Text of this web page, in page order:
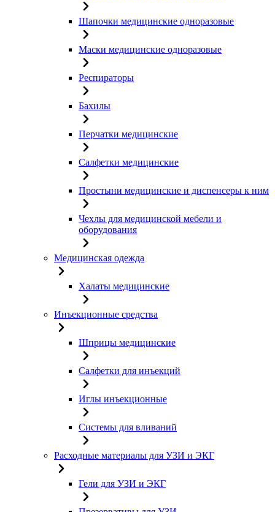
Шапочки медицинские одноразовые
Маски медицинские одноразовые
Респираторы
Бахилы
Перчатки медицинские
Салфетки медицинские
Простыни медицинские и диспенсеры к ним
Чехлы для медицинской мебели и
оборудования
Медицинская одежда
Халаты медицинские
Инъекционные средства
Шприцы медицинские
Салфетки для инъекций
Иглы инъекционные
Системы для вливаний
Расходные материалы для УЗИ и ЭКГ
Гели для УЗИ и ЭКГ